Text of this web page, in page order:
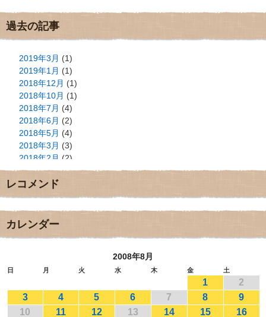
過去の記事
2019年3月 (1)
2019年1月 (1)
2018年12月 (1)
2018年10月 (1)
2018年7月 (4)
2018年6月 (2)
2018年5月 (4)
2018年3月 (3)
2018年2月 (2)
2018年1月(2)
2017年12月
2017年11月(3)
2017年9月
2017年8月
2017年5月
2017年3月(1)
2017年2月(1)
レコメンド
カレンダー
2008年8月
日 月 火 水 木 金 土
1
2
3
4 5 6 7 8
9
10
11 12 13 14 15 16